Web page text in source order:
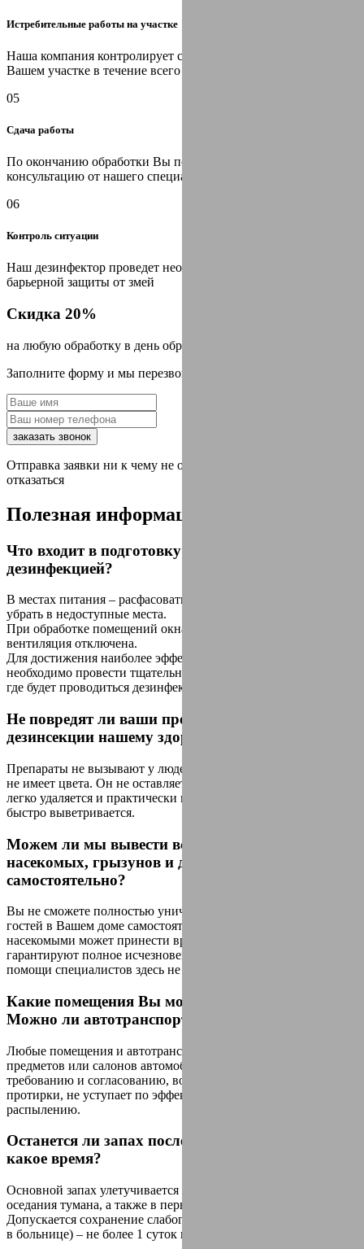
Истребительные работы на участке
Наша компания контролирует санитарную ситуацию на
Вашем участке в течение всего срока гарантии
05
Сдача работы
По окончанию обработки Вы получаете необходимую
консультацию от нашего специалиста, оформляем договор
06
Контроль ситуации
Наш дезинфектор проведет необходимые мероприятия для
барьерной защиты от змей
Скидка 20%
на любую обработку в день обращения
Заполните форму и мы перезвоним Вам через 2 минуты
заказать звонок
Отправка заявки ни к чему не обязыват, вы всегда можете
отказаться
Полезная информация
Что входит в подготовку помещения перед
дезинфекцией?
В местах питания – расфасовать все продукты по пакетам и
убрать в недоступные места.
При обработке помещений окна должны быть закрыты,
вентиляция отключена.
Для достижения наиболее эффективного результата
необходимо провести тщательную уборку всех помещений,
где будет проводиться дезинфекция.
Не повредят ли ваши препараты для
дезинсекции нашему здоровью?
Препараты не вызывают у людей никаких реакции. Раствор
не имеет цвета. Он не оставляет пятен и разводов. Раствор
легко удаляется и практически не имеет запаха, который очень
быстро выветривается.
Можем ли мы вывести всех нежелательных
насекомых, грызунов и других бактерий
самостоятельно?
Вы не сможете полностью уничтожить всех нежелательных
гостей в Вашем доме самостоятельно. Самоборьба с
насекомыми может принести временный результат. И не
гарантируют полное исчезновения. Именно поэтому без
помощи специалистов здесь не обойтись.
Какие помещения Вы можете дезинфицировать?
Можно ли автотранспорт?
Любые помещения и автотранспорт. Для помещений,
предметов или салонов автомобилей класса люкс, по
требованию и согласованию, возможна дезинфекция методом
протирки, не уступает по эффективности аэрозольному
распылению.
Останется ли запах после оказания услуги? На
какое время?
Основной запах улетучивается в период экспозиции и
оседания тумана, а также в первые 15 минут проветривания.
Допускается сохранение слабого незначительного запаха (как
в больнице) – не более 1 суток после обработки.